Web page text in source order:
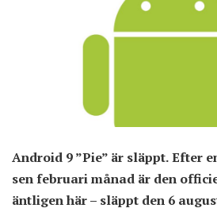
Android 9 ”Pie” är släppt. Efter
sen februari månad är den
äntligen här – släppt den 6